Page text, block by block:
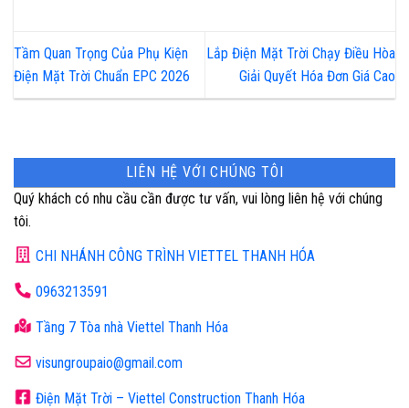
Tầm Quan Trọng Của Phụ Kiện
Điện Mặt Trời Chuẩn EPC 2026
Lắp Điện Mặt Trời Chạy Điều Hòa
Giải Quyết Hóa Đơn Giá Cao
LIÊN HỆ VỚI CHÚNG TÔI
Quý khách có nhu cầu cần được tư vấn, vui lòng liên hệ với chúng
tôi.
CHI NHÁNH CÔNG TRÌNH VIETTEL THANH HÓA
0963213591
Tầng 7 Tòa nhà Viettel Thanh Hóa
visungroupaio@gmail.com
Điện Mặt Trời – Viettel Construction Thanh Hóa